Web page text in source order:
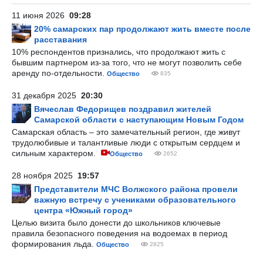
11 июня 2026 09:28
20% самарских пар продолжают жить вместе после
расставания
10% респондентов признались, что продолжают жить с
бывшим партнером из-за того, что не могут позволить себе
аренду по-отдельности.
Общество 835
31 декабря 2025 20:30
Вячеслав Федорищев поздравил жителей
Самарской области с наступающим Новым Годом
Самарская область – это замечательный регион, где живут
трудолюбивые и талантливые люди с открытым сердцем и
сильным характером.
Общество 2652
28 ноября 2025 19:57
Представители МЧС Волжского района провели
важную встречу с учениками образовательного
центра «Южный город»
Целью визита было донести до школьников ключевые
правила безопасного поведения на водоемах в период
формирования льда.
Общество 2825